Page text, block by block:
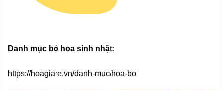
Danh mục bó hoa sinh nhật:
https://hoagiare.vn/danh-muc/hoa-bo